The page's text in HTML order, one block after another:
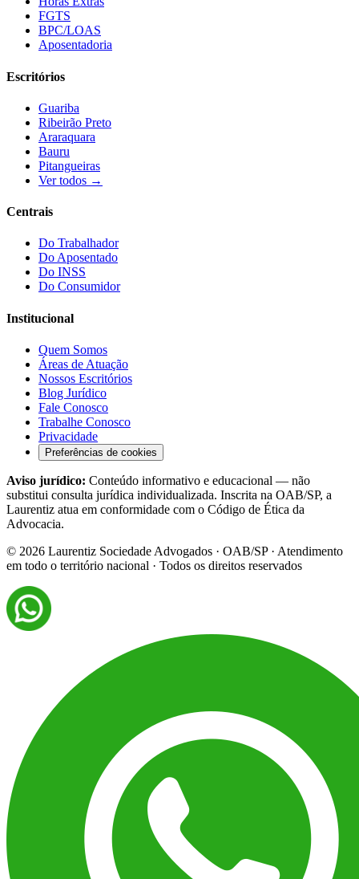
FGTS
BPC/LOAS
Aposentadoria
Escritórios
Guariba
Ribeirão Preto
Araraquara
Bauru
Pitangueiras
Ver todos →
Centrais
Do Trabalhador
Do Aposentado
Do INSS
Do Consumidor
Institucional
Quem Somos
Áreas de Atuação
Nossos Escritórios
Blog Jurídico
Fale Conosco
Trabalhe Conosco
Privacidade
Preferências de cookies
Aviso jurídico: Conteúdo informativo e educacional — não
substitui consulta jurídica individualizada. Inscrita na OAB/SP, a
Laurentiz atua em conformidade com o Código de Ética da
Advocacia.
© 2026 Laurentiz Sociedade Advogados · OAB/SP · Atendimento
em todo o território nacional · Todos os direitos reservados